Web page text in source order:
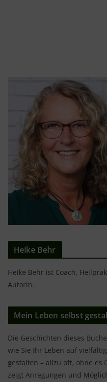
Heike Behr
Heike Behr ist Coach,
Autorin.
Mein Leben selbst
Die Geschichten dieses
wie Sie Ihr Leben auf
gestalten – allzu oft, ohne es
zeigt Anregungen und